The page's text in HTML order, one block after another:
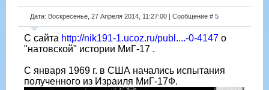
Дата: Воскресенье, 27 Апреля 2014, 11:27:00 | Сообщение # 5
С сайта http://nik191-1.ucoz.ru/publ....-0-4147 о
"натовской" истории МиГ-17 .
С января 1969 г. в США начались испытания
полученного из Израиля МиГ-17Ф.